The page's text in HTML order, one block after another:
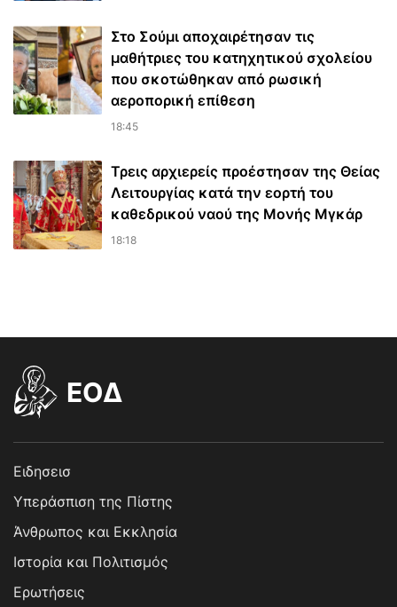
Στο Σούμι αποχαιρέτησαν τις
μαθήτριες του κατηχητικού σχολείου
που σκοτώθηκαν από ρωσική
αεροπορική επίθεση
18:45
Τρεις αρχιερείς προέστησαν της Θείας
Λειτουργίας κατά την εορτή του
καθεδρικού ναού της Μονής Μγκάρ
18:18
EOΔ
Ειδησεισ
Υπεράσπιση της Πίστης
Άνθρωπος και Εκκλησία
Ιστορία και Πολιτισμός
Ερωτήσεις